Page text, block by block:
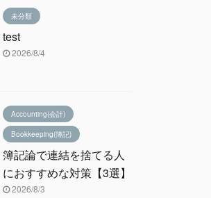
未分類
test
2026/8/4
Accounting(会計)
Bookkeeping(簿記)
簿記論で連結を捨てる人
におすすめな対策【3選】
2026/8/3